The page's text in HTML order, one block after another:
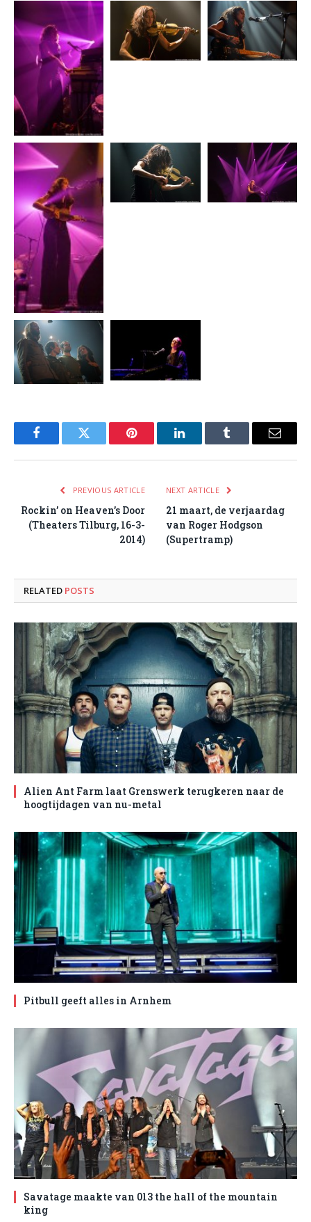
FacebookTwitter Pinterest LinkedInTumblr Email
PREVIOUS ARTICLE
Rockin’ on Heaven’s Door
(Theaters Tilburg, 16-3-
2014)
NEXT ARTICLE
21 maart, de verjaardag
van Roger Hodgson
(Supertramp)
RELATED POSTS
Alien Ant Farm laat Grenswerk terugkeren naar de
hoogtijdagen van nu-metal
Pitbull geeft alles in Arnhem
Savatage maakte van 013 the hall of the mountain
king